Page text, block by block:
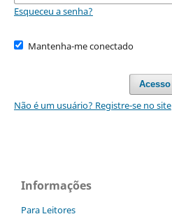
Esqueceu a senha?
Mantenha-me conectado
Acesso
Não é um usuário? Registre-se no site
Informações
Para Leitores